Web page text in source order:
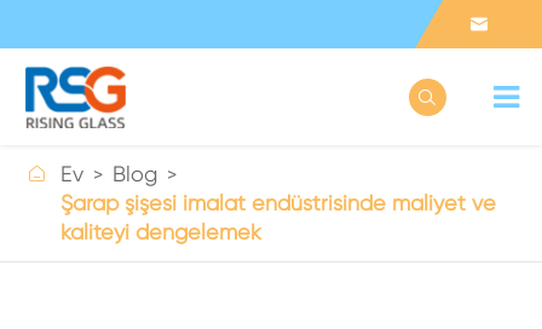


 Ev
Blog
Şarap şişesi imalat endüstrisinde maliyet ve
kaliteyi dengelemek